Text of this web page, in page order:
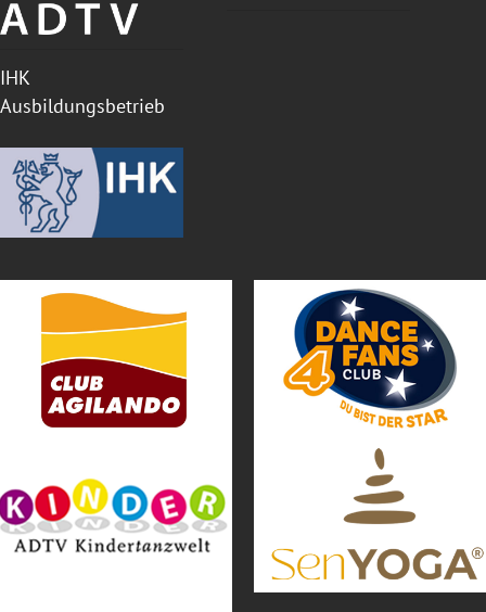
IHK
Ausbildungsbetrieb